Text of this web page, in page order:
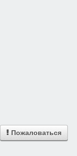
 Пожаловаться